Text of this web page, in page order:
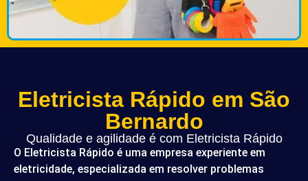
Eletricista Rápido em São
Bernardo
Qualidade e agilidade é com Eletricista Rápido
O Eletricista Rápido é uma empresa experiente em
eletricidade, especializada em resolver problemas